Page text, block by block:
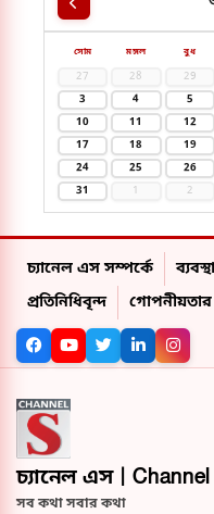
সোম মঙ্গল বুধ
27 28 29
3
4 5
10
11 12
17
18 19
24
25 26
31
1 2
চ্যানেল এস সম্পর্কে
প্রতিনিধিবৃন্দ
গোপনীয়তার
চ্যানেল এস | Channel
সব কথা সবার কথা